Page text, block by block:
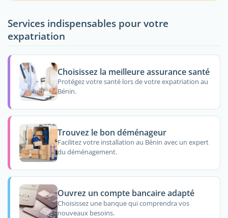
Services indispensables pour votre
expatriation
Choisissez la meilleure assurance santé
Protégez votre santé lors de votre expatriation au
Bénin.
Trouvez le bon déménageur
Facilitez votre installation au Bénin avec un expert
du déménagement.
Ouvrez un compte bancaire adapté
Choisissez une banque qui comprendra vos
nouveaux besoins.